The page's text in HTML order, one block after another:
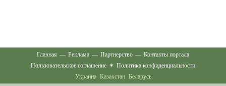
Главная — Реклама — Партнерство — Контакты портала
Пользовательское соглашение ✶ Политика конфиденциальности
Украина Казахстан Беларусь